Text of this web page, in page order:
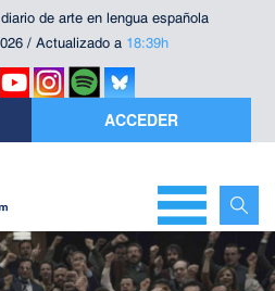
de arte en lengua española
/ Actualizado a 18:39h
ACCEDER